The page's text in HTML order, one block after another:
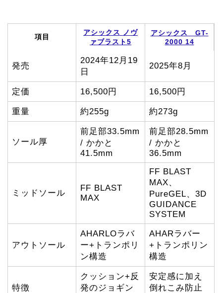
項目
アシックス ノヴ
ァブラスト5
アシックス GT-
2000 14
発売
2024年12月19
日
2025年8月
定価 16,500円 16,500円
重量 約255g 約273g
ソール厚
前足部33.5mm
/ かかと
41.5mm
前足部28.5mm
/ かかと
36.5mm
ミッドソール
FF BLAST
MAX
FF BLAST
MAX、
PureGEL、3D
GUIDANCE
SYSTEM
アウトソール
AHARLOラバ
ー+トランポリ
ン構造
AHARラバー
+トランポリン
構造
特徴
クッション+反
発のジョギン
安定感に加え
倒れこみ防止